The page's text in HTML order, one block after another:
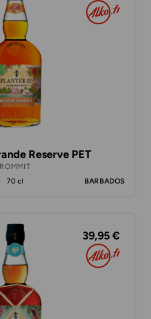
Reserve PET
ROMMIT
70 cl
BARBADOS
39,95 €